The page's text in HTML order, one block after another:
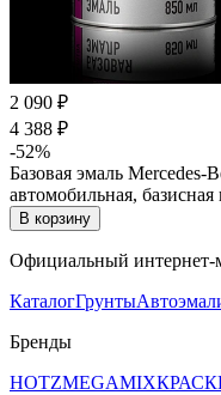
2 090 ₽
4 388 ₽
-52%
Базовая эмаль Mercedes-
автомобильная,
В корзину
Официальный интернет-
КаталогГрунты
Бренды
HOTZMEGAMIX